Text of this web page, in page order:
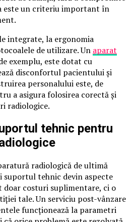
este un criteriu important în
integrate, la ergonomia
de utilizare. Un aparat
exemplu, este dotat cu
disconfortul pacientului și
personalului este, de
a asigura folosirea corectă și
radiologice.
tehnic pentru
radiologică de ultimă
suportul tehnic devin aspecte
doar costuri suplimentare, ci o
tale. Un serviciu post-vânzare
funcționează la parametri